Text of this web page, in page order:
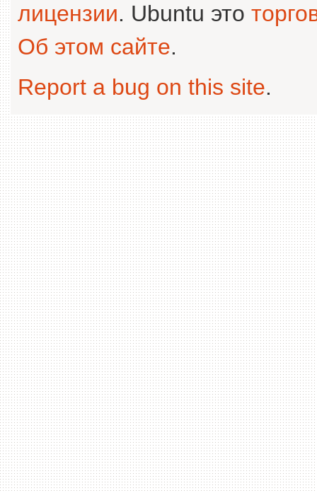
лицензии. Ubuntu это
Об этом сайте.
Report a bug on this site.